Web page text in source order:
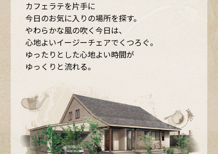
カフェラテを片手に
今日のお気に入りの場所を探す。
やわらかな風の吹く今日は、
心地よいイージーチェアでくつろぐ。
ゆったりとした心地よい時間が
ゆっくりと流れる。